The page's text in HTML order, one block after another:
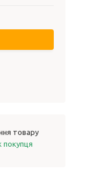
товару
покупця